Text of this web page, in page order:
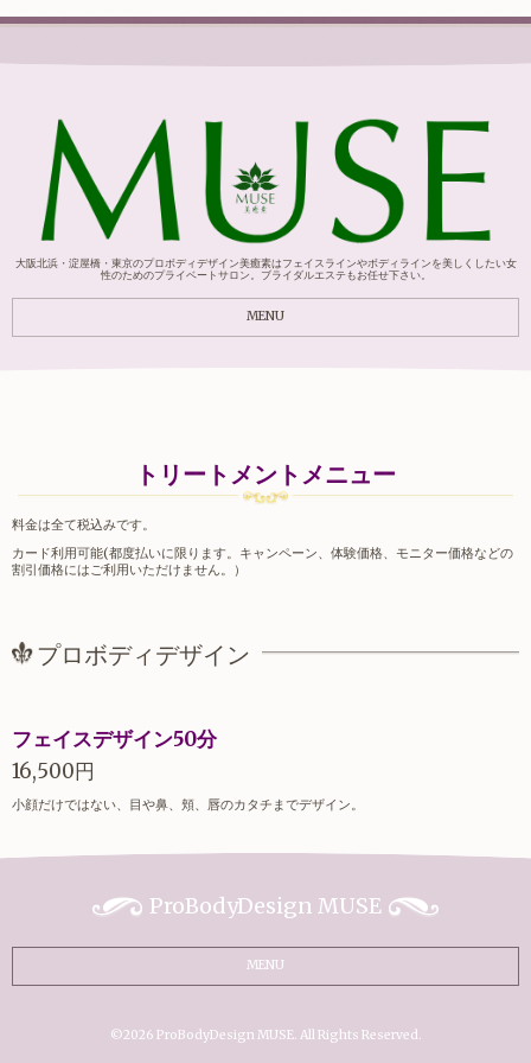
大阪北浜・淀屋橋・東京のプロボディデザイン美癒素はフェイスラインやボディラインを美しくしたい女
性のためのプライベートサロン。ブライダルエステもお任せ下さい。
MENU
トリートメントメニュー
料金は全て税込みです。
カード利用可能(都度払いに限ります。キャンペーン、体験価格、モニター価格などの
割引価格にはご利用いただけません。）
プロボディデザイン
フェイスデザイン50分
16,500円
小顔だけではない、目や鼻、頬、唇のカタチまでデザイン。
ProBodyDesign MUSE
MENU
©2026 ProBodyDesign MUSE. All Rights Reserved.